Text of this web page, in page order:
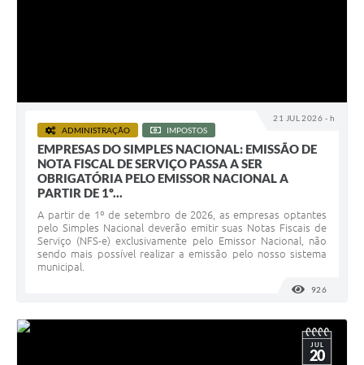
21 JUL 2026 - h
ADMINISTRAÇÃO IMPOSTOS
EMPRESAS DO SIMPLES NACIONAL: EMISSÃO DE
NOTA FISCAL DE SERVIÇO PASSA A SER
OBRIGATÓRIA PELO EMISSOR NACIONAL A
PARTIR DE 1º...
A partir de 1º de setembro de 2026, as empresas optantes
pelo Simples Nacional deverão emitir suas Notas Fiscais de
Serviço (NFS-e) exclusivamente pelo Emissor Nacional, não
sendo mais possível realizar a emissão pelo nosso sistema
municipal.
926
JUL
20